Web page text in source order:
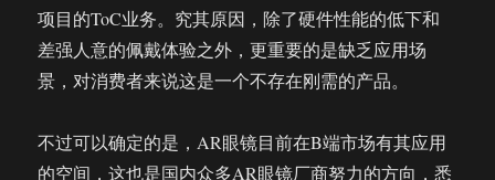
项目的ToC业务。究其原因，除了硬件性能的低下和
差强人意的佩戴体验之外，更重要的是缺乏应用场
景，对消费者来说这是一个不存在刚需的产品。
不过可以确定的是，AR眼镜目前在B端市场有其应用
的空间，这也是国内众多AR眼镜厂商努力的方向，悉